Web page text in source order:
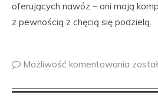
oferujących nawóz – oni mają
z pewnością z chęcią się podzielą.
Możliwość komentowania